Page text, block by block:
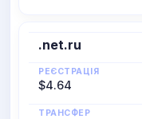
.net.ru
РЕЄСТРАЦІЯ
$4.64
ТРАНСФЕР